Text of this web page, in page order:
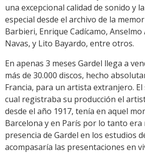
una excepcional calidad de sonido y
especial desde el archivo de la
Barbieri, Enrique Cadícamo,
Navas, y Lito Bayardo, entre otros.
En apenas 3 meses Gardel llega a
más de 30.000 discos, hecho
Francia, para un artista extranjero.
cual registraba su producción el
desde el año 1917, tenía en aquel
Barcelona y en París por lo tanto era
presencia de Gardel en los estudios
acompasaría las presentaciones en